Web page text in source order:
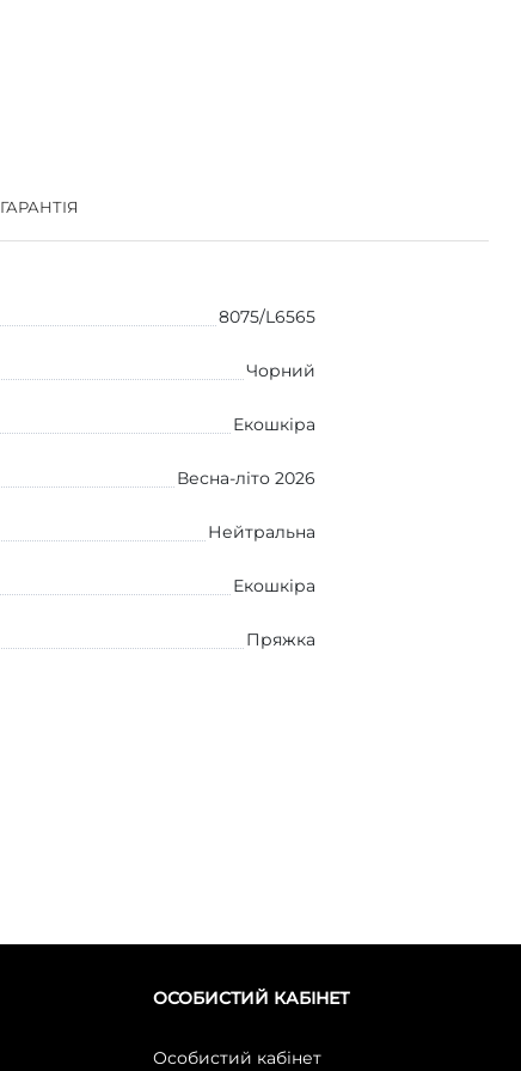
ГАРАНТІЯ
8075/L6565
Чорний
Екошкіра
Весна-літо 2026
Нейтральна
Екошкіра
Пряжка
ОСОБИСТИЙ КАБІНЕТ
Особистий кабінет